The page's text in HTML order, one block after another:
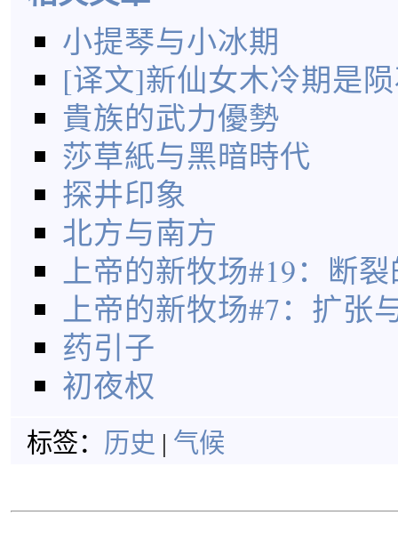
小提琴与小冰期
[译文]新仙女木冷期是
貴族的武力優勢
莎草紙与黑暗時代
探井印象
北方与南方
上帝的新牧场#19：断
上帝的新牧场#7：扩张
药引子
初夜权
标签： 历史 | 气候